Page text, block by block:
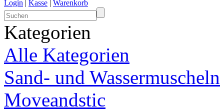
Login | Kasse | Warenkorb
Kategorien
Alle Kategorien
Sand- und Wassermuscheln
Moveandstic